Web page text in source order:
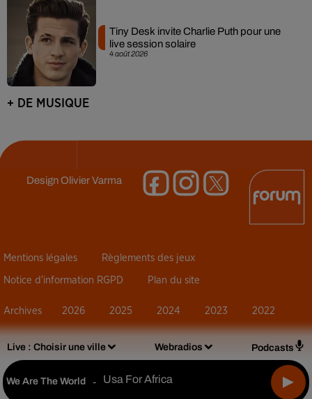
Live : Choisir une ville Webradios Podcasts
We Are The World - Usa For Africa
4 août 2026
Tiny Desk invite Charlie Puth pour une
live session solaire
+ DE MUSIQUE
DesignOlivier Varma
Mentions légales Règlements des jeux
Notice d’information RGPD Plan du site
Archives 2026 2025 2024 2023 2022